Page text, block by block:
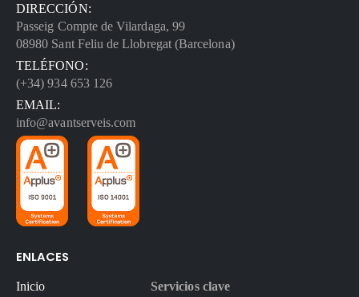
DIRECCIÓN:
Passeig Compte de Vilardaga, 99
08980 Sant Feliu de Llobregat (Barcelona)
TELÉFONO:
(+34) 934 653 126
EMAIL:
info@avantserveis.com
ENLACES
Inicio
Servicios clave